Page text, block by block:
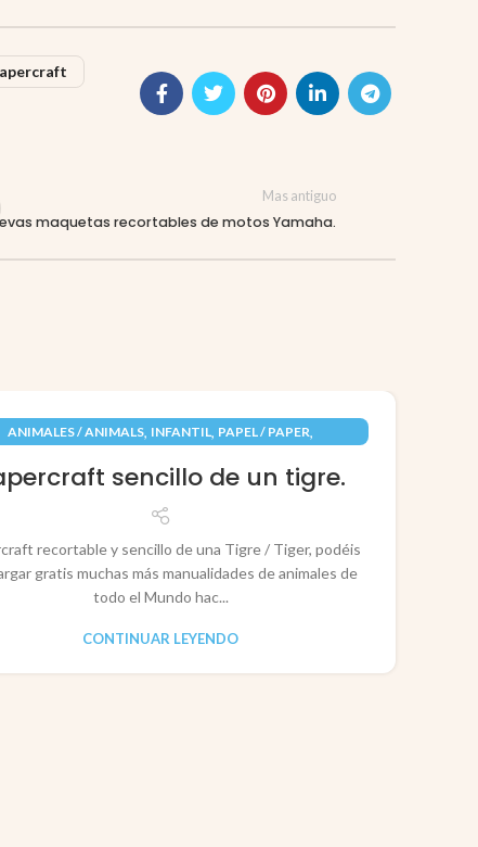
Mas antiguo
maquetas recortables de motos Yamaha.
ANIMALES / ANIMALS, INFANTIL, PAPEL / PAPER,
sencillo de un tigre.
recortable y sencillo de una Tigre / Tiger, podéis
gratis muchas más manualidades de animales de
todo el Mundo hac...
CONTINUAR LEYENDO